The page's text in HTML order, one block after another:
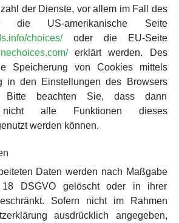
der Dienste, vor allem im Fall des
die US-amerikanische Seite
choices/oder die EU-Seite
erklärt werden. Des
Speicherung von Cookies mittels
in den Einstellungen des Browsers
Bitte beachten Sie, dass dann
nicht alle Funktionen dieses
werden können.
Daten werden nach Maßgabe
DSGVO gelöscht oder in ihrer
Sofern nicht im Rahmen
ausdrücklich angegeben,